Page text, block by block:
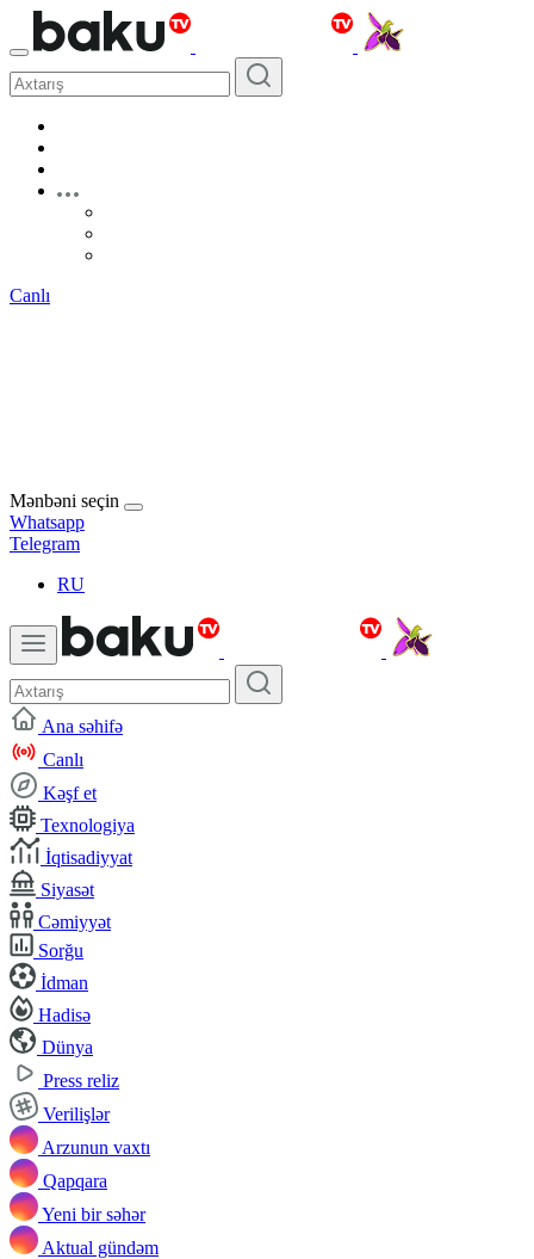
Canlı
Mənbəni seçin
Whatsapp
Telegram
RU
Ana səhifə
Canlı
Kəşf et
Texnologiya
İqtisadiyyat
Siyasət
Cəmiyyət
Sorğu
İdman
Hadisə
Dünya
Press reliz
Verilişlər
Arzunun vaxtı
Qapqara
Yeni bir səhər
Aktual gündəm